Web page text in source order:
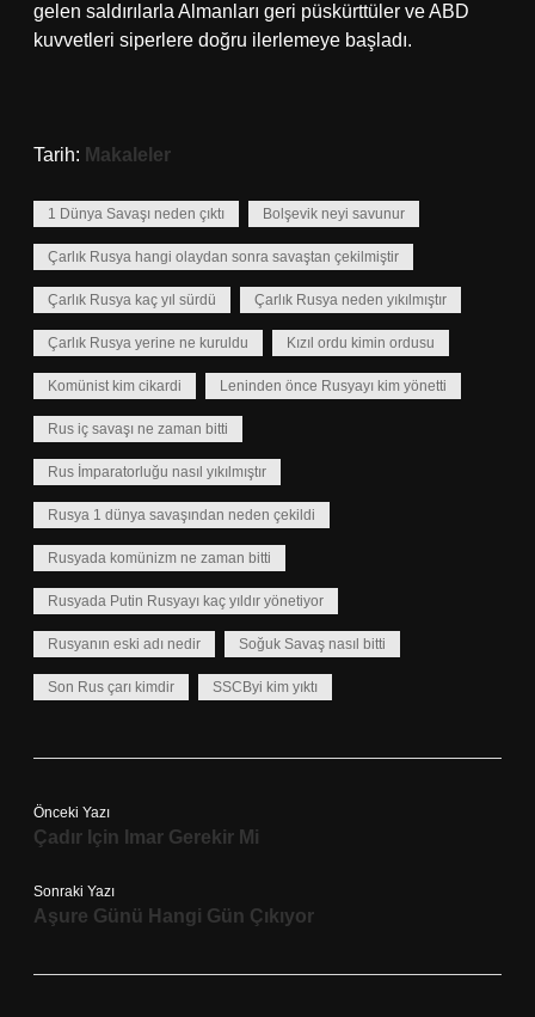
gelen saldırılarla Almanları geri püskürttüler ve ABD
kuvvetleri siperlere doğru ilerlemeye başladı.
Tarih: Makaleler
1 Dünya Savaşı neden çıktı Bolşevik neyi savunur
Çarlık Rusya hangi olaydan sonra savaştan çekilmiştir
Çarlık Rusya kaç yıl sürdü Çarlık Rusya neden yıkılmıştır
Çarlık Rusya yerine ne kuruldu Kızıl ordu kimin ordusu
Komünist kim cikardi Leninden önce Rusyayı kim yönetti
Rus iç savaşı ne zaman bitti
Rus İmparatorluğu nasıl yıkılmıştır
Rusya 1 dünya savaşından neden çekildi
Rusyada komünizm ne zaman bitti
Rusyada Putin Rusyayı kaç yıldır yönetiyor
Rusyanın eski adı nedir Soğuk Savaş nasıl bitti
Son Rus çarı kimdir SSCByi kim yıktı
Önceki Yazı
Çadır Için Imar Gerekir Mi
Sonraki Yazı
Aşure Günü Hangi Gün Çıkıyor